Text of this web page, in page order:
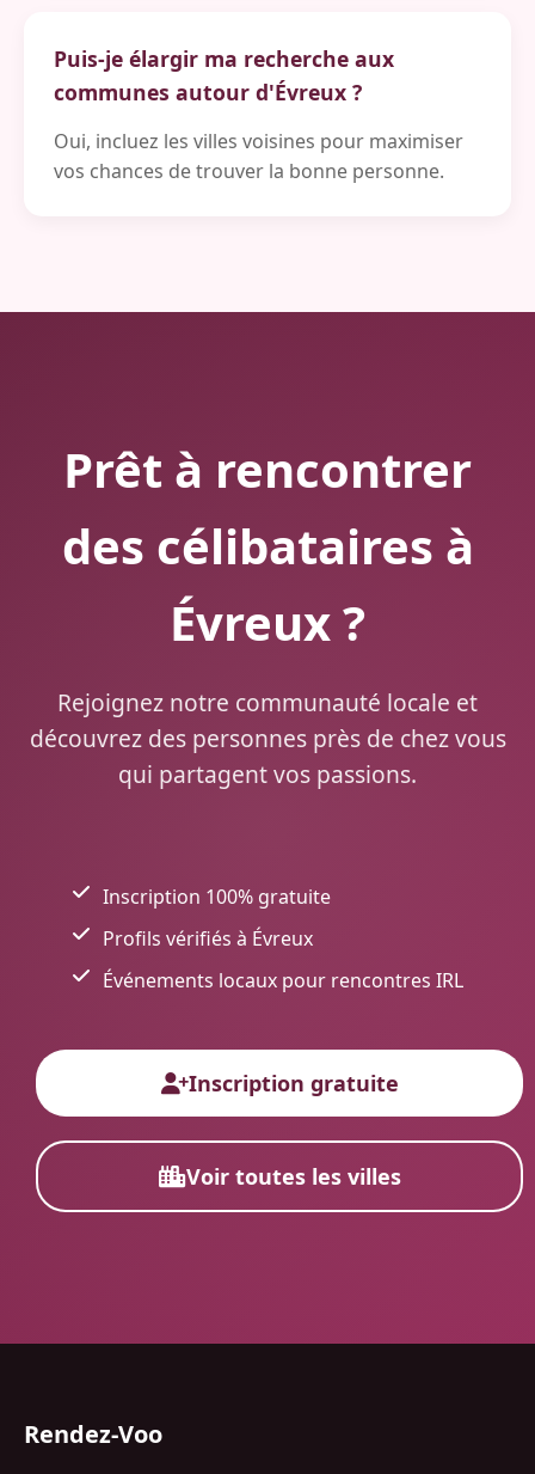
Puis-je élargir ma recherche aux
communes autour d'Évreux ?
Oui, incluez les villes voisines pour maximiser
vos chances de trouver la bonne personne.
Prêt à rencontrer
des célibataires à
Évreux ?
Rejoignez notre communauté locale et
découvrez des personnes près de chez vous
qui partagent vos passions.
Inscription 100% gratuite
Profils vérifiés à Évreux
Événements locaux pour rencontres IRL
Inscription gratuite
Voir toutes les villes
Rendez-Voo